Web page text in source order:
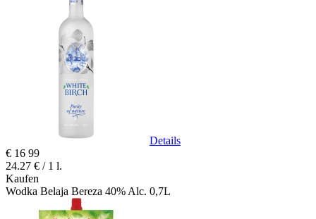
Details
€ 16 99
24.27 € / 1 l.
Kaufen
Wodka Belaja Bereza 40% Alc. 0,7L